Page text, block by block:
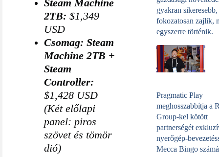
Steam Machine
2TB: $1,349
USD
Csomag: Steam
Machine 2TB +
Steam
Controller:
$1,428 USD
(Két előlapi
panel: piros
szövet és tömör
dió)
gyakran sikeresebb,
fokozatosan zajlik,
egyszerre történik.
Pragmatic Play
meghosszabbítja a
Group-kel kötött
partnerségét
nyerőgép-
Mecca Bingo